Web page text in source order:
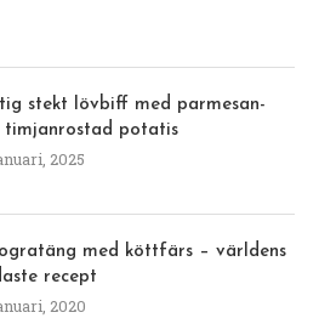
stekt lövbiff med parmesan-
timjanrostad potatis
2025
med köttfärs – världens
recept
2020